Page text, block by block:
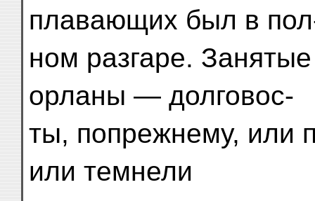
плавающих был в
ном разгаре.
орланы — долговос-
ты, попрежнему, или
или темнели